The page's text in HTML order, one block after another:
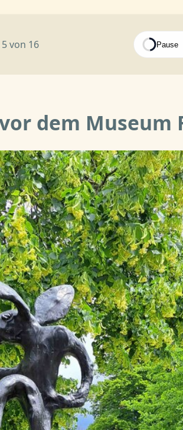
von 16
dem Museum